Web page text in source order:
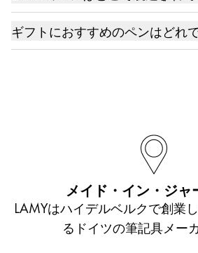
ン愛好家に愛されるエレガント
インエディション、そしてタブ
イラスまで、コストパフォーマ
様々な手にふさわしいペンが見
のシリーズに、万年筆、ボール
ル、ペンシルの選択肢があり、
の万年筆が人気です。小学校高
LAMY safariに加えてLAMY AL-
カラフルなシリーズもおすすめ
のを書く大人の方にはLAMY
LAMY aionシリーズが頼もしい
初めて字を書くにお子さま向け
す。人間工学に基づいて形作ら
には柔らかくて滑りにくいくぼ
させたもので、初心者のために
イントを持つ特別なスチールペ
す。人差し指と親指をペン先に
定でき、お子さまの手でも扱い
LAMYはドイツのハイデルベル
で、1966年からデザインステー
ジなどのすべてのプラスチック
形ホールで製造されています。
ルやスチールとゴールド製の万
造です。製造工程の最後にある
は、熟練した従業員が細心の注
す。ハイレベルの製造と付加価
ギフトにおすすめのペンはどれ
端末向けのLAMYのデジタルペ
う。誕生日プレゼントには、ペ
に入ったLAMY Lxがおすすめで
の家を購入するときなどの人生
LAMY 2000万年筆のようなク
ンが思い出を呼び起こす素敵な
メイド・イン・ジャ
LAMYはハイデルベルクで創業
るドイツの筆記具メー